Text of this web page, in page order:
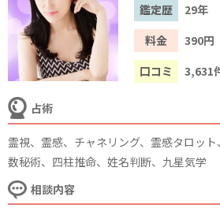
鑑定歴
29年
料金
390円
口コミ
3,631
占術
霊視、霊感、チャネリング、霊感タロット
数秘術、四柱推命、姓名判断、九星気学
相談内容